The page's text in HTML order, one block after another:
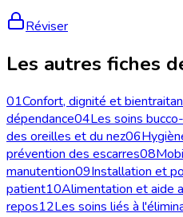
Réviser
Les autres fiches
01Confort, dignité et
dépendance04Les soins
des oreilles et du nez06
prévention des escarres08
manutention09Installation et
patient10Alimentation et aide
repos12Les soins liés à